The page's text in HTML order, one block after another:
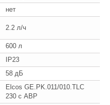
нет
2.2 л/ч
600 л
IP23
58 дБ
Elcos GE.PK.011/010.TLC
230 с АВР